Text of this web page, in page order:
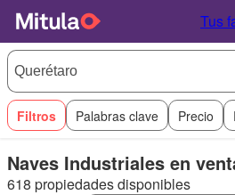
Tus
Filtros Palabras clave Precio
Naves Industriales en
618 propiedades disponibles